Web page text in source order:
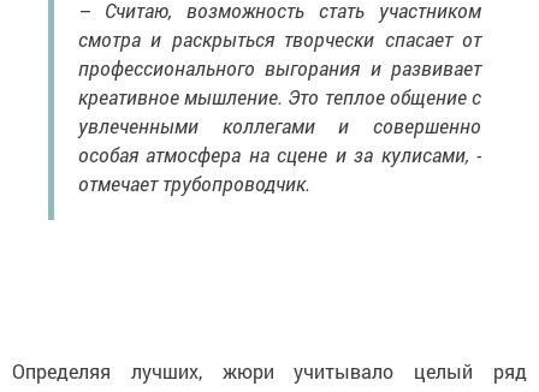
– Считаю, возможность стать участником
смотра и раскрыться творчески спасает от
профессионального выгорания и развивает
креативное мышление. Это теплое общение с
увлеченными коллегами и совершенно
особая атмосфера на сцене и за кулисами, -
отмечает трубопроводчик.
Определяя лучших, жюри учитывало целый ряд